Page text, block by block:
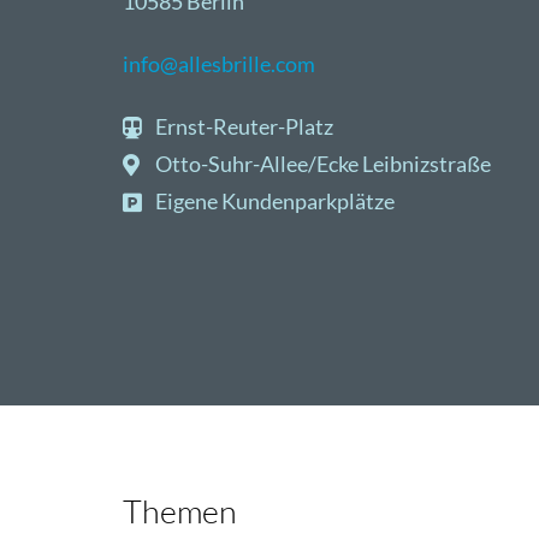
info@allesbrille.com
Ernst-Reuter-Platz
Otto-Suhr-Allee/Ecke Leibnizstraße
Eigene Kundenparkplätze
Themen